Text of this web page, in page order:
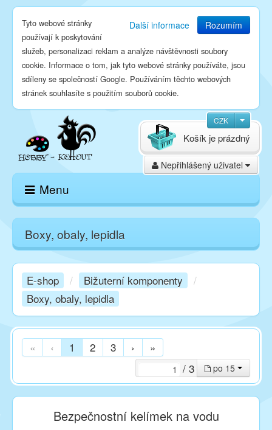
Další informace Rozumím
Tyto webové stránky
používají k poskytování
služeb, personalizaci reklam a analýze návštěvnosti soubory
cookie. Informace o tom, jak tyto webové stránky používáte, jsou
sdíleny se společností Google. Používáním těchto webových
stránek souhlasíte s použitím souborů cookie.
CZK
Nepřihlášený uživatel
Košík je prázdný
Menu
Domů
E-shop
Kurzy
Techniky
Inspirace
Boxy, obaly, lepidla
E-shop / Bižuterní komponenty
/
Boxy, obaly, lepidla
« ‹ 1 2 3 › »
po 15
/ 3
Bezpečnostní kelímek na vodu